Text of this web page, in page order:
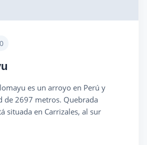
es un arroyo en Perú y
de 2697 metros. Quebrada
situada en Carrizales, al sur